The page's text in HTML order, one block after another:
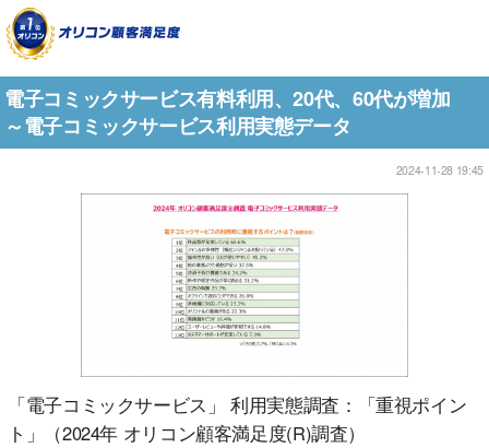
電子コミックサービス有料利用、20代、60代が増加
～電子コミックサービス利用実態データ
2024-11-28 19:45
「電子コミックサービス」 利用実態調査：「重視ポイン
ト」（2024年 オリコン顧客満足度(R)調査）